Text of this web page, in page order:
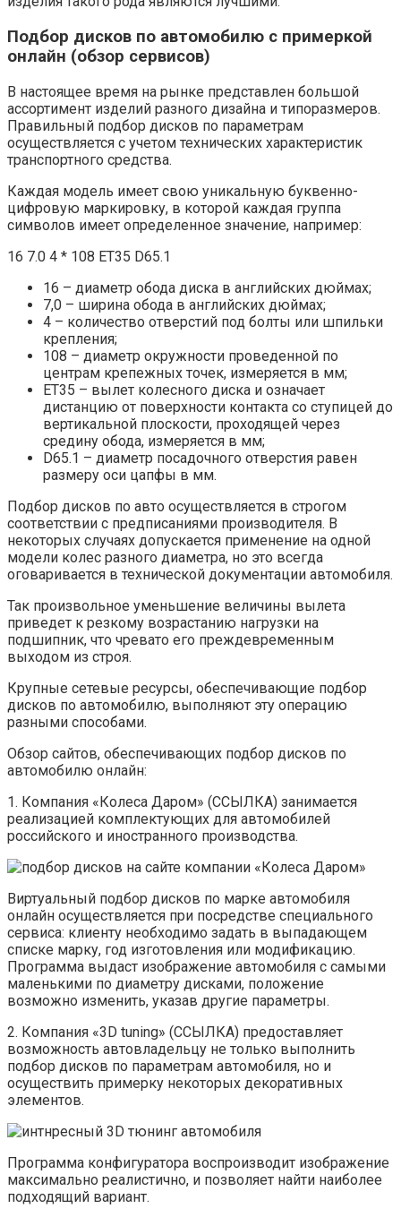
Подбор дисков по автомобилю с примеркой
онлайн (обзор сервисов)
В настоящее время на рынке представлен большой
ассортимент изделий разного дизайна и типоразмеров.
Правильный подбор дисков по параметрам
осуществляется с учетом технических характеристик
транспортного средства.
Каждая модель имеет свою уникальную буквенно-
цифровую маркировку, в которой каждая группа
символов имеет определенное значение, например:
16 7.0 4 * 108 ET35 D65.1
16 – диаметр обода диска в английских дюймах;
7,0 – ширина обода в английских дюймах;
4 – количество отверстий под болты или шпильки
крепления;
108 – диаметр окружности проведенной по
центрам крепежных точек, измеряется в мм;
ЕТ35 – вылет колесного диска и означает
дистанцию от поверхности контакта со ступицей до
вертикальной плоскости, проходящей через
средину обода, измеряется в мм;
D65.1 – диаметр посадочного отверстия равен
размеру оси цапфы в мм.
Подбор дисков по авто осуществляется в строгом
соответствии с предписаниями производителя. В
некоторых случаях допускается применение на одной
модели колес разного диаметра, но это всегда
оговаривается в технической документации автомобиля.
Так произвольное уменьшение величины вылета
приведет к резкому возрастанию нагрузки на
подшипник, что чревато его преждевременным
выходом из строя.
Крупные сетевые ресурсы, обеспечивающие подбор
дисков по автомобилю, выполняют эту операцию
разными способами.
Обзор сайтов, обеспечивающих подбор дисков по
автомобилю онлайн:
1. Компания «Колеса Даром» (ССЫЛКА) занимается
реализацией комплектующих для автомобилей
российского и иностранного производства.
Виртуальный подбор дисков по марке автомобиля
онлайн осуществляется при посредстве специального
сервиса: клиенту необходимо задать в выпадающем
списке марку, год изготовления или модификацию.
Программа выдаст изображение автомобиля с самыми
маленькими по диаметру дисками, положение
возможно изменить, указав другие параметры.
2. Компания «3D tuning» (ССЫЛКА) предоставляет
возможность автовладельцу не только выполнить
подбор дисков по параметрам автомобиля, но и
осуществить примерку некоторых декоративных
элементов.
Программа конфигуратора воспроизводит изображение
максимально реалистично, и позволяет найти наиболее
подходящий вариант.